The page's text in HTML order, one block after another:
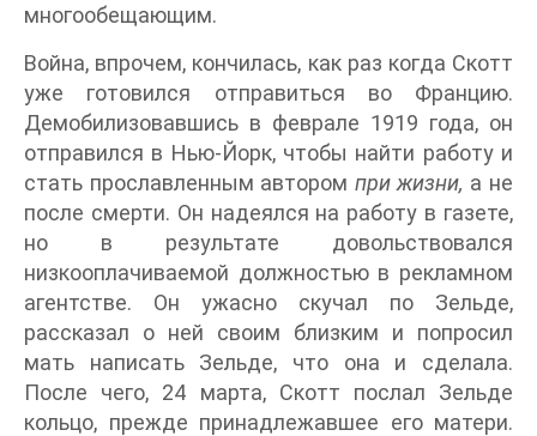
многообещающим.
Война, впрочем, кончилась, как раз когда Скотт
уже готовился отправиться во Францию.
Демобилизовавшись в феврале 1919 года, он
отправился в Нью-Йорк, чтобы найти работу и
стать прославленным автором при жизни, а не
после смерти. Он надеялся на работу в газете,
но в результате довольствовался
низкооплачиваемой должностью в рекламном
агентстве. Он ужасно скучал по Зельде,
рассказал о ней своим близким и попросил
мать написать Зельде, что она и сделала.
После чего, 24 марта, Скотт послал Зельде
кольцо, прежде принадлежавшее его матери.